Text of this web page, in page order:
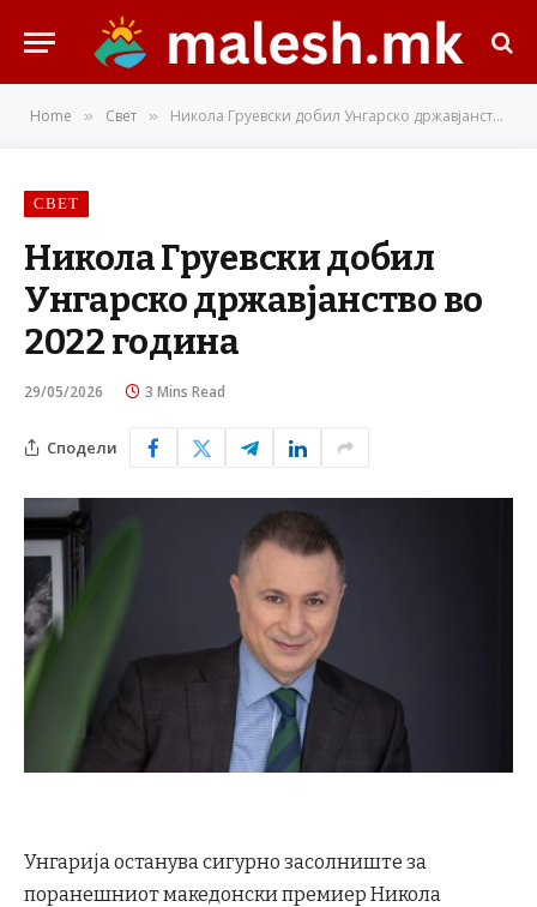
Home » Свет » Никола Груевски добил Унгарско државјанство во 2022 година
СВЕТ
Никола Груевски добил
Унгарско државјанство во
2022 година
29/05/2026 3 Mins Read
Сподели
Унгарија останува сигурно засолниште за
поранешниот македонски премиер Никола